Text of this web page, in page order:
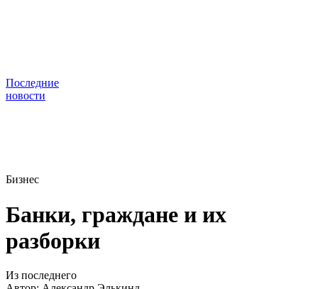
Последние
новости
Бизнес
Банки, граждане и их
разборки
Из последнего